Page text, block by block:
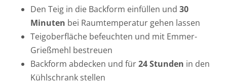
Den Teig in die Backform einfüllen und 30
Minuten bei Raumtemperatur gehen lassen
Teigoberfläche befeuchten und mit Emmer-
Grießmehl bestreuen
Backform abdecken und für24 Stunden in den
Kühlschrank stellen